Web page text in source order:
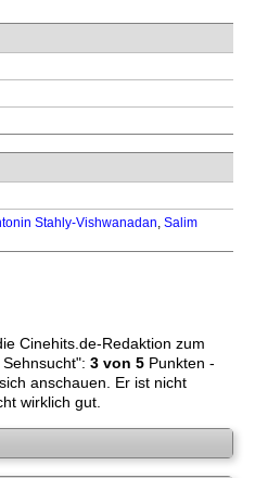
Stahly-Vishwanadan Salim
Cinehits.de-Redaktion zum
": 3 von 5 Punkten -
anschauen. Er ist nicht
wirklich gut.